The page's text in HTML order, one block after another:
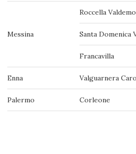
Messina
Roccella
Santa Domenica
Francavilla
Enna Valguarnera
Palermo Corleone